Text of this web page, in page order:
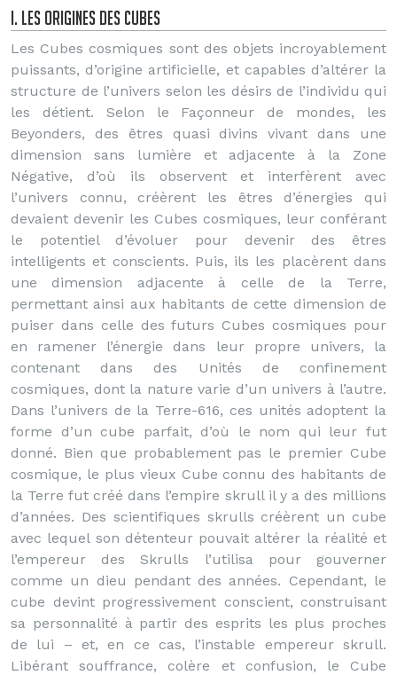
I. Les origines des Cubes
Les Cubes cosmiques sont des objets incroyablement
puissants, d’origine artificielle, et capables d’altérer la
structure de l’univers selon les désirs de l’individu qui
les détient. Selon le Façonneur de mondes, les
Beyonders, des êtres quasi divins vivant dans une
dimension sans lumière et adjacente à la Zone
Négative, d’où ils observent et interfèrent avec
l’univers connu, créèrent les êtres d’énergies qui
devaient devenir les Cubes cosmiques, leur conférant
le potentiel d’évoluer pour devenir des êtres
intelligents et conscients. Puis, ils les placèrent dans
une dimension adjacente à celle de la Terre,
permettant ainsi aux habitants de cette dimension de
puiser dans celle des futurs Cubes cosmiques pour
en ramener l’énergie dans leur propre univers, la
contenant dans des Unités de confinement
cosmiques, dont la nature varie d’un univers à l’autre.
Dans l’univers de la Terre-616, ces unités adoptent la
forme d’un cube parfait, d’où le nom qui leur fut
donné. Bien que probablement pas le premier Cube
cosmique, le plus vieux Cube connu des habitants de
la Terre fut créé dans l’empire skrull il y a des millions
d’années. Des scientifiques skrulls créèrent un cube
avec lequel son détenteur pouvait altérer la réalité et
l’empereur des Skrulls l’utilisa pour gouverner
comme un dieu pendant des années. Cependant, le
cube devint progressivement conscient, construisant
sa personnalité à partir des esprits les plus proches
de lui – et, en ce cas, l’instable empereur skrull.
Libérant souffrance, colère et confusion, le Cube